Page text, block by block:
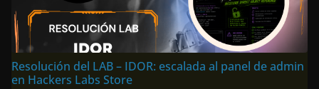
Resolución del LAB – IDOR: escalada al panel de admin
en Hackers Labs Store